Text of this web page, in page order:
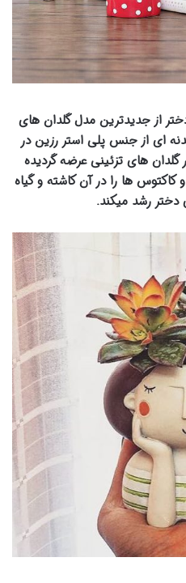
از جدیدترین مدل گلدان های
ای از جنس پلی استر رزین در
گلدان های تزئینی عرضه گردیده
کاکتوس ها را در آن کاشته و گیاه
دختر رشد میکند.